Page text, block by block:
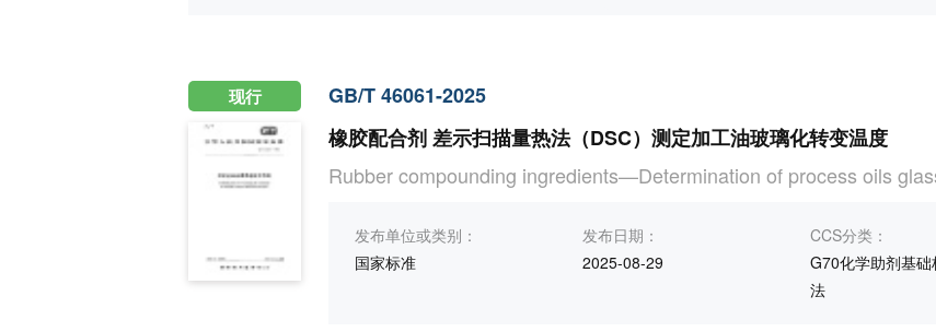
CCS 全部 G化工(2)
现行
GB/T 46061-2025
橡胶配合剂 差示扫描量热法（DSC）测定加工油玻璃化转变温度
Rubber compounding ingredients—Determination of process oils
发布单位或类别：
国家标准
发布日期：
2025-08-29
CCS分类：
G70化学助剂基
法